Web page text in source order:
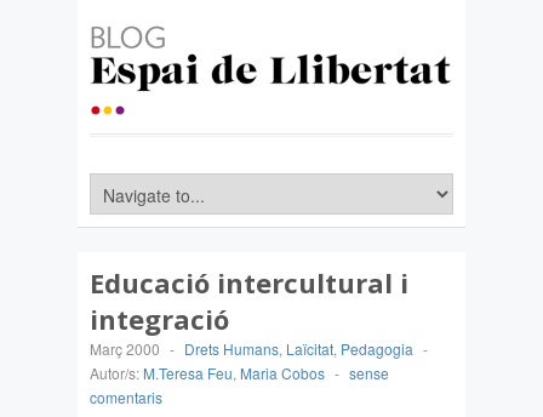
Educació intercultural i
integració
Març 2000 - Drets Humans, Laïcitat, Pedagogia -
Autor/s: M.Teresa Feu, Maria Cobos - sense
comentaris